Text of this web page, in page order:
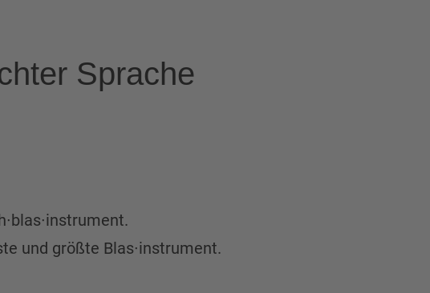
Sprache
und größte Blas∙instrument.